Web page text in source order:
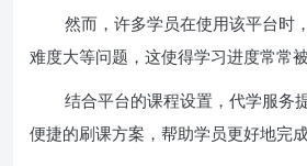
然而，许多学员在使用该平台时
难度大等问题，这使得学习进度常常被
结合平台的课程设置，代学服务
便捷的刷课方案，帮助学员更好地完成